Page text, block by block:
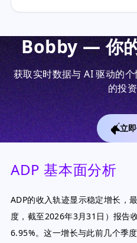
Bobby — 你
获取实时数据与 AI 驱动的
的投
立
ADP 基本面分析
ADP的收入轨迹显示稳定增长，
度，截至2026年3月31日）报告
6.95%。这一增长与此前几个季